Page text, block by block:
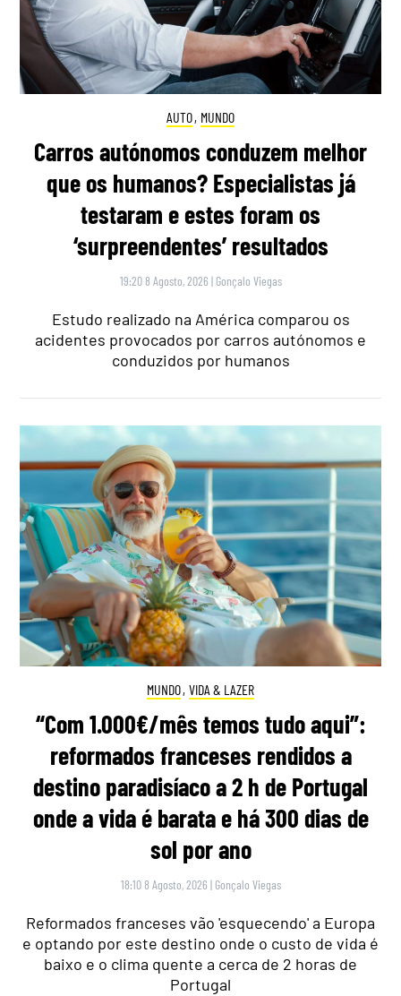
AUTO, MUNDO
Carros autónomos conduzem melhor
que os humanos? Especialistas já
testaram e estes foram os
‘surpreendentes’ resultados
19:20 8 Agosto, 2026 | Gonçalo Viegas
Estudo realizado na América comparou os
acidentes provocados por carros autónomos e
conduzidos por humanos
MUNDO, VIDA & LAZER
“Com 1.000€/mês temos tudo aqui”:
reformados franceses rendidos a
destino paradisíaco a 2 h de Portugal
onde a vida é barata e há 300 dias de
sol por ano
18:10 8 Agosto, 2026 | Gonçalo Viegas
Reformados franceses vão 'esquecendo' a Europa
e optando por este destino onde o custo de vida é
baixo e o clima quente a cerca de 2 horas de
Portugal